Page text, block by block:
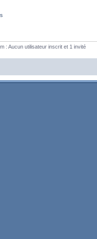
: Aucun utilisateur inscrit et 1 invité